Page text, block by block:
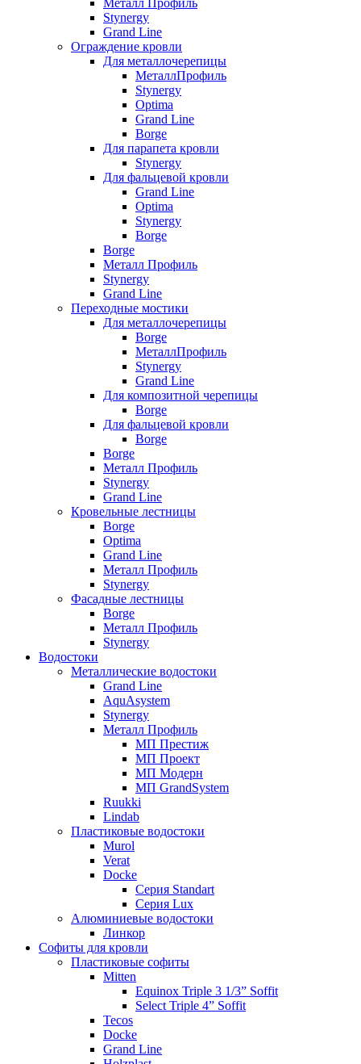
Металл Профиль
Stynergy
Grand Line
Ограждение кровли
Для металлочерепицы
МеталлПрофиль
Stynergy
Optima
Grand Line
Borge
Для парапета кровли
Stynergy
Для фальцевой кровли
Grand Line
Optima
Stynergy
Borge
Borge
Металл Профиль
Stynergy
Grand Line
Переходные мостики
Для металлочерепицы
Borge
МеталлПрофиль
Stynergy
Grand Line
Для композитной черепицы
Borge
Для фальцевой кровли
Borge
Borge
Металл Профиль
Stynergy
Grand Line
Кровельные лестницы
Borge
Optima
Grand Line
Металл Профиль
Stynergy
Фасадные лестницы
Borge
Металл Профиль
Stynergy
Водостоки
Металлические водостоки
Grand Line
AquAsystem
Stynergy
Металл Профиль
МП Престиж
МП Проект
МП Модерн
МП GrandSystem
Ruukki
Lindab
Пластиковые водостоки
Murol
Verat
Docke
Серия Standart
Серия Lux
Алюминиевые водостоки
Линкор
Софиты для кровли
Пластиковые софиты
Mitten
Equinox Triple 3 1/3” Soffit
Select Triple 4” Soffit
Tecos
Docke
Grand Line